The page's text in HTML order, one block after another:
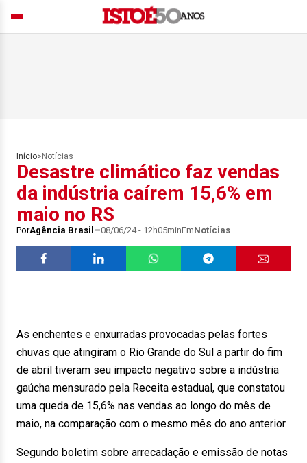
Início> Notícias
Desastre climático faz vendas
da indústria caírem 15,6% em
maio no RS
PorAgência Brasil 08/06/24 - 12h05minEmNotícias
As enchentes e enxurradas provocadas pelas fortes
chuvas que atingiram o Rio Grande do Sul a partir do fim
de abril tiveram seu impacto negativo sobre a indústria
gaúcha mensurado pela Receita estadual, que constatou
uma queda de 15,6% nas vendas ao longo do mês de
maio, na comparação com o mesmo mês do ano anterior.
Segundo boletim sobre arrecadação e emissão de notas